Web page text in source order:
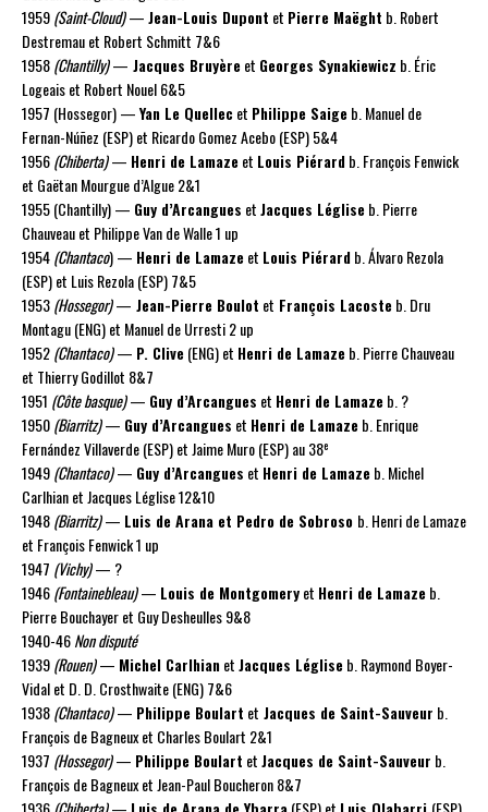
1959(Saint-Cloud)—Jean-Louis Dupont et Pierre Maëght b. Robert
Destremau et Robert Schmitt 7&6
1958(Chantilly)— Jacques Bruyèreet Georges Synakiewicz b. Éric
Logeais et Robert Nouel 6&5
1957 (Hossegor) —Yan Le Quellec et Philippe Saigeb. Manuel de
Fernan-Núñez (ESP) et Ricardo Gomez Acebo (ESP) 5&4
1956(Chiberta)— Henri de Lamazeet Louis Piérardb. François Fenwick
et Gaëtan Mourgue d’Algue 2&1
1955 (Chantilly) — Guy d’Arcangues etJacques Légliseb. Pierre
Chauveau et Philippe Van de Walle 1 up
1954(Chantaco) — Henri de Lamazeet Louis Piérardb. Álvaro Rezola
(ESP) et Luis Rezola (ESP) 7&5
1953(Hossegor)— Jean-Pierre Boulot et François Lacosteb. Dru
Montagu (ENG) et Manuel de Urresti 2 up
1952(Chantaco)— P. Clive(ENG) et Henri de Lamazeb. Pierre Chauveau
et Thierry Godillot 8&7
1951 (Côte basque)— Guy d’Arcangues et Henri de Lamazeb. ?
1950(Biarritz)— Guy d’Arcangues et Henri de Lamazeb. Enrique
Fernández Villaverde (ESP) et Jaime Muro (ESP) au 38e
1949(Chantaco)— Guy d’Arcangues et Henri de Lamazeb. Michel
Carlhian et Jacques Léglise 12&10
1948(Biarritz)— Luis de Arana et Pedro de Sobroso b. Henri de Lamaze
et François Fenwick 1 up
1947 (Vichy)— ?
1946(Fontainebleau)— Louis de Montgomeryet Henri de Lamazeb.
Pierre Bouchayer et Guy Desheulles 9&8
1940-46Non disputé
1939(Rouen)— Michel CarlhianetJacques Légliseb. Raymond Boyer-
Vidal et D. D. Crosthwaite (ENG) 7&6
1938(Chantaco)— Philippe Boulart et Jacques de Saint-Sauveur b.
François de Bagneux et Charles Boulart 2&1
1937 (Hossegor)— Philippe Boulart etJacques de Saint-Sauveur b.
François de Bagneux et Jean-Paul Boucheron 8&7